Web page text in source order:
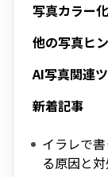
写真カラー化
他の写真ヒ
AI写真関連
新着記事
イラレで
る原因と